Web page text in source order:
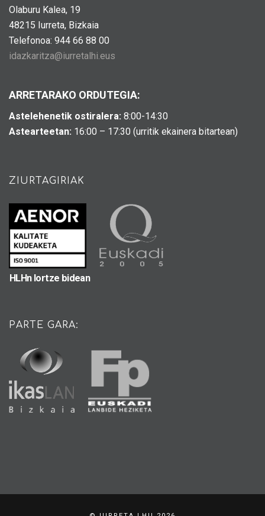
Olaburu Kalea, 19
48215 Iurreta, Bizkaia
Telefonoa: 944 66 88 00
idazkaritza@iurretalhi.eus
ARRETARAKO ORDUTEGIA:
Astelehenetik ostiralera: 8:00-14:30
Astearteetan: 16:00 – 17:30 (urritik ekainera bitartean)
ZIURTAGIRIAK
HLHn lortze bidean
PARTE GARA: